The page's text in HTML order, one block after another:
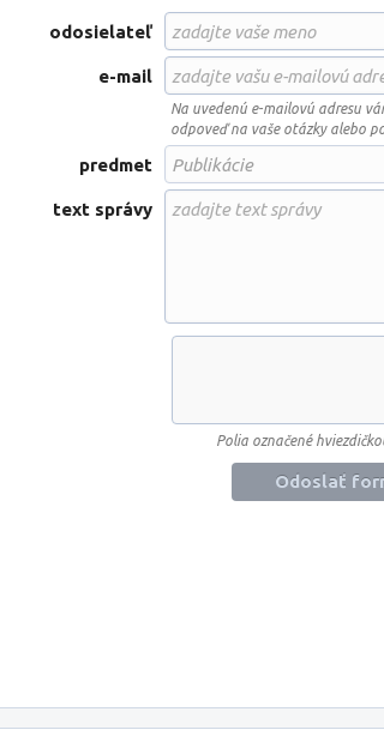
odosielateľ
e-mail
Na uvedenú e-mailovú adresu
odpoveď na vaše otázky alebo
predmet
text správy
Polia označené
Odoslať